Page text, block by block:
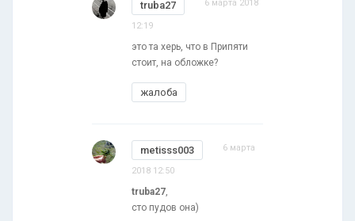
truba27 6 марта 2018
12:19
это та херь, что в Припяти
стоит, на обложке?
жалоба
metisss003 6 марта
2018 12:50
truba27,
сто пудов она)